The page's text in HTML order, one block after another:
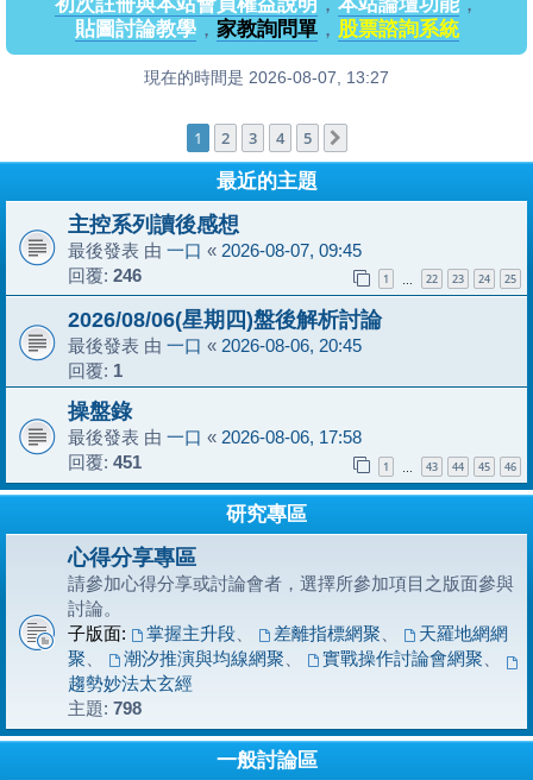
貼圖討論教學， 家教詢問單， 股票諮詢系統
現在的時間是 2026-08-07, 13:27
1 2 3 4 5
最近的主題
主控系列讀後感想
最後發表 由 一口 « 2026-08-07, 09:45
回覆: 246 1 … 22 23 24 25
2026/08/06(星期四)盤後解析討論
最後發表 由 一口 « 2026-08-06, 20:45
回覆: 1
操盤錄
最後發表 由 一口 « 2026-08-06, 17:58
回覆: 451 1 … 43 44 45 46
研究專區
心得分享專區
請參加心得分享或討論會者，選擇所參加項目之版面參與
討論。
子版面:
掌握主升段、 差離指標網聚
天羅地網網
聚
潮汐推演與均線網聚 實戰操作討論會網聚
趨勢妙法太玄經
主題: 798
一般討論區